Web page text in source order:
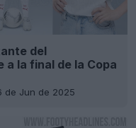
del
a la final de la Copa
de Jun de 2025